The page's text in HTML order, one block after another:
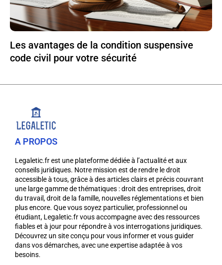
Les avantages de la condition suspensive
code civil pour votre sécurité
A PROPOS
Legaletic.fr est une plateforme dédiée à l’actualité et aux
conseils juridiques. Notre mission est de rendre le droit
accessible à tous, grâce à des articles clairs et précis couvrant
une large gamme de thématiques : droit des entreprises, droit
du travail, droit de la famille, nouvelles réglementations et bien
plus encore. Que vous soyez particulier, professionnel ou
étudiant, Legaletic.fr vous accompagne avec des ressources
fiables et à jour pour répondre à vos interrogations juridiques.
Découvrez un site conçu pour vous informer et vous guider
dans vos démarches, avec une expertise adaptée à vos
besoins.